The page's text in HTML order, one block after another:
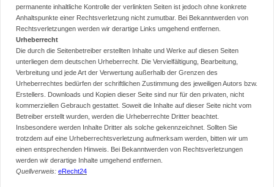
permanente inhaltliche Kontrolle der verlinkten Seiten ist jedoch ohne konkrete
Anhaltspunkte einer Rechtsverletzung nicht zumutbar. Bei Bekanntwerden von
Rechtsverletzungen werden wir derartige Links umgehend entfernen.
Urheberrecht
Die durch die Seitenbetreiber erstellten Inhalte und Werke auf diesen Seiten
unterliegen dem deutschen Urheberrecht. Die Vervielfältigung, Bearbeitung,
Verbreitung und jede Art der Verwertung außerhalb der Grenzen des
Urheberrechtes bedürfen der schriftlichen Zustimmung des jeweiligen Autors bzw.
Erstellers. Downloads und Kopien dieser Seite sind nur für den privaten, nicht
kommerziellen Gebrauch gestattet. Soweit die Inhalte auf dieser Seite nicht vom
Betreiber erstellt wurden, werden die Urheberrechte Dritter beachtet.
Insbesondere werden Inhalte Dritter als solche gekennzeichnet. Sollten Sie
trotzdem auf eine Urheberrechtsverletzung aufmerksam werden, bitten wir um
einen entsprechenden Hinweis. Bei Bekanntwerden von Rechtsverletzungen
werden wir derartige Inhalte umgehend entfernen.
Quellverweis: eRecht24